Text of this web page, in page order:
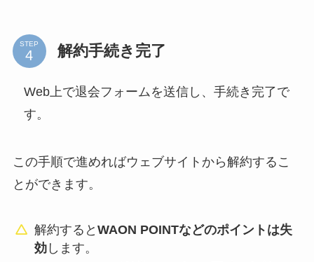
STEP 解約手続き完了
Web上で退会フォームを送信し、手続き完了で
す。
この手順で進めればウェブサイトから解約するこ
とができます。
解約するとWAON POINTなどのポイントは失
効 します。